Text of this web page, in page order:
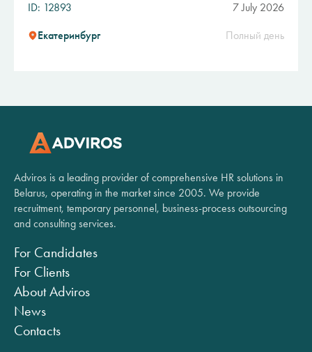
ID: 12893 7 July 2026
Екатеринбург Полный день
Adviros is a leading provider of comprehensive HR solutions in
Belarus, operating in the market since 2005. We provide
recruitment, temporary personnel, business-process outsourcing
and consulting services.
For Candidates
For Clients
About Adviros
News
Contacts